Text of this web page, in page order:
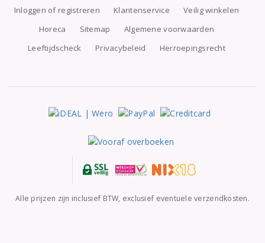
Inloggen of registreren Klantenservice
Veilig winkelen
Horeca
Sitemap
Algemene voorwaarden
Leeftijdscheck
Privacybeleid Herroepingsrecht
Alle prijzen zijn inclusief BTW, exclusief eventuele verzendkosten.